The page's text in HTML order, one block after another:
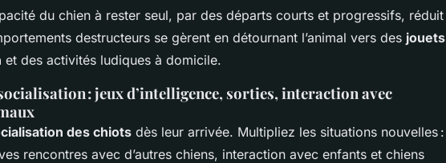
du chien à rester seul, par des départs courts et progressifs, réduit
destructeurs se gèrent en détournant l’animal vers des jouets
et des activités ludiques à domicile.
: jeux d’intelligence, sorties, interaction avec
des chiots dès leur arrivée. Multipliez les situations nouvelles :
rencontres avec d’autres chiens, interaction avec enfants et chiens